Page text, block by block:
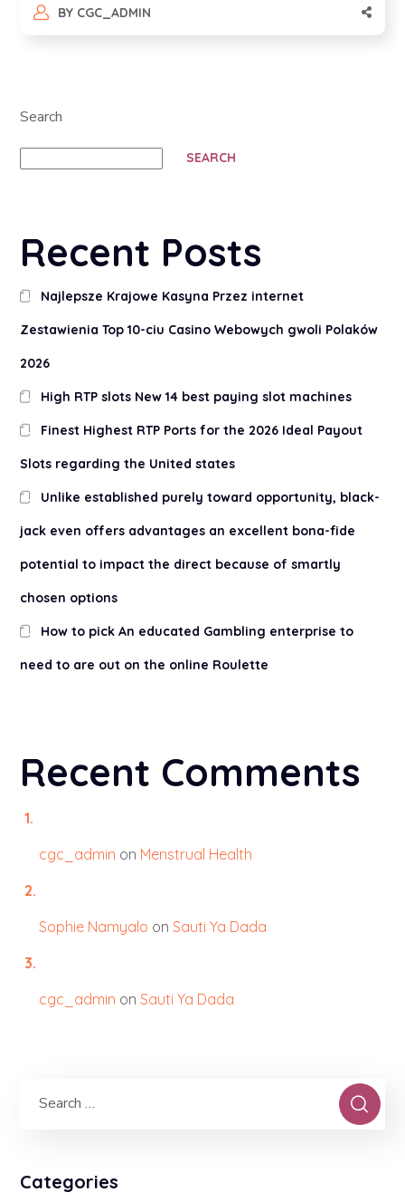
BY CGC_ADMIN
Search
SEARCH
Recent Posts
Najlepsze Krajowe Kasyna Przez internet
Zestawienia Top 10-ciu Casino Webowych gwoli Polaków
2026
High RTP slots New 14 best paying slot machines
Finest Highest RTP Ports for the 2026 Ideal Payout
Slots regarding the United states
Unlike established purely toward opportunity, black-
jack even offers advantages an excellent bona-fide
potential to impact the direct because of smartly
chosen options
How to pick An educated Gambling enterprise to
need to are out on the online Roulette
Recent Comments
cgc_admin on Menstrual Health
Sophie Namyalo onSauti Ya Dada
cgc_admin onSauti Ya Dada
Categories